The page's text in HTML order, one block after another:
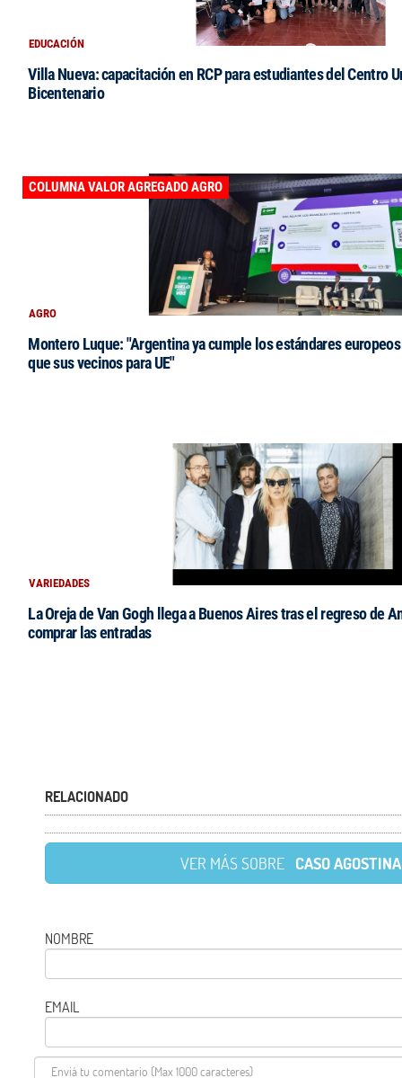
EDUCACIÓN
Villa Nueva: capacitación en RCP para estudiantes del Centro
Bicentenario
AGRO
COLUMNA VALOR AGREGADO AGRO
Montero Luque: "Argentina ya cumple los estándares
que sus vecinos para UE"
VARIEDADES
La Oreja de Van Gogh llega a Buenos Aires tras el regreso de
comprar las entradas
RELACIONADO
VER MÁS SOBRE CASO AGOSTINA
NOMBRE
EMAIL